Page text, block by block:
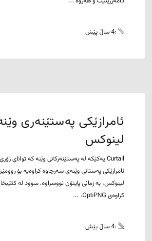
:4 ساڵ پێش
ئامرازێکی پەستێنەری
لینوکس
ئامرازێکی پەستانی وێنەی سەرچاوە کراوەیە بۆ
لینوکس، بە زمانی پایتۆن نووسراوە. سوود لە
کراوەی OptiPNG، ...
:4 ساڵ پێش